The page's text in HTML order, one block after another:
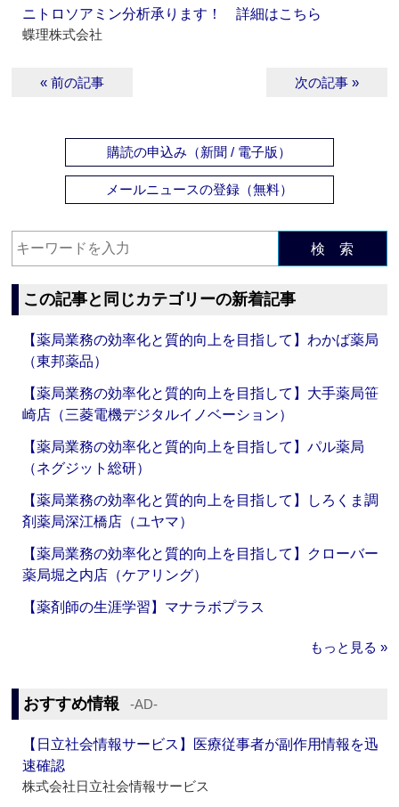
ニトロソアミン分析承ります！ 詳細はこちら
蝶理株式会社
« 前の記事 次の記事 »
購読の申込み（新聞 / 電子版）
メールニュースの登録（無料）
検 索
この記事と同じカテゴリーの新着記事
【薬局業務の効率化と質的向上を目指して】わかば薬局
（東邦薬品）
【薬局業務の効率化と質的向上を目指して】大手薬局笹
崎店（三菱電機デジタルイノベーション）
【薬局業務の効率化と質的向上を目指して】パル薬局
（ネグジット総研）
【薬局業務の効率化と質的向上を目指して】しろくま調
剤薬局深江橋店（ユヤマ）
【薬局業務の効率化と質的向上を目指して】クローバー
薬局堀之内店（ケアリング）
【薬剤師の生涯学習】マナラボプラス
もっと見る »
おすすめ情報 ‐AD‐
【日立社会情報サービス】医療従事者が副作用情報を迅
速確認
株式会社日立社会情報サービス